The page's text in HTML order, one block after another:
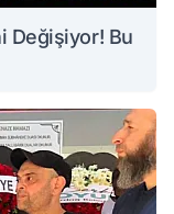
Değişiyor! Bu